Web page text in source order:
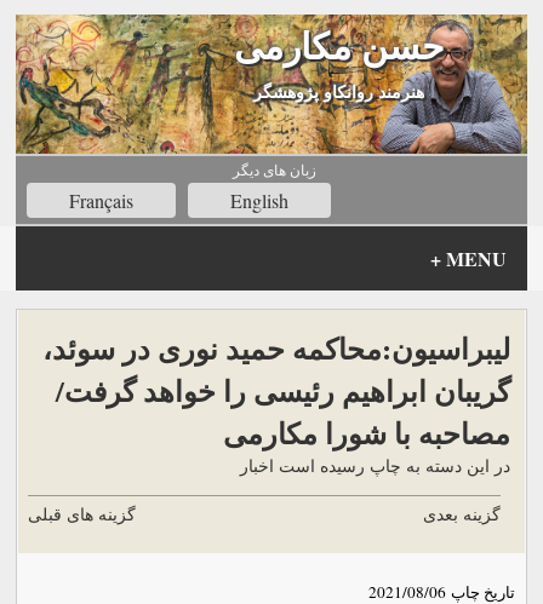
حسن مکارمی
هنرمند روانکاو پژوهشگر
زبان های ديگر
Français English
MENU
+
لیبراسیون:محاکمه حمید نوری در سوئد،
گریبان ابراهیم رئیسی را خواهد گرفت/
مصاحبه با شورا مکارمی
در این دسته به چاپ رسیده است اخبار
گزینه های قبلی گزینه بعدی
تاریخ چاپ 2021/08/06